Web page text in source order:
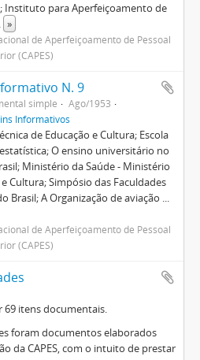
Instituto para Aperfeiçoamento de
»
de Aperfeiçoamento de Pessoal
(CAPES)
N. 9
simple
Ago/1953
Informativos
de Educação e Cultura; Escola
O ensino universitário no
Ministério da Saúde - Ministério
Cultura; Simpósio das Faculdades
Brasil; A Organização de aviação ...
de Aperfeiçoamento de Pessoal
(CAPES)
69 itens documentais.
foram documentos elaborados
da CAPES, com o intuito de prestar